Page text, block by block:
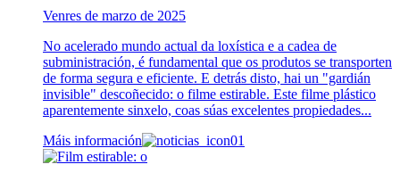
Venres de marzo de 2025
No acelerado mundo actual da loxística e a cadea de
subministración, é fundamental que os produtos se transporten
de forma segura e eficiente. E detrás disto, hai un "gardián
invisible" descoñecido: o filme estirable. Este filme plástico
aparentemente sinxelo, coas súas excelentes propiedades...
Máis información